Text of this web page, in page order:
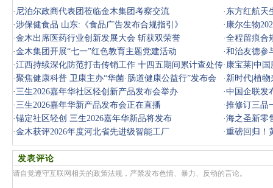
· 尼泊尔政商代表团莅临金木集团考察交流 · 东方红航天
·涉保健食品 山东:《食品广告发布合规指引》 · 康尔生物
·金木出席医药行业创新发展大会 斩获双荣誉 ·全程留痕合
·金木集团开展“七一”红色教育主题党建活动 ·和治友德参
·江西持续深化防范打击传销工作 十四五期间累计查处传
销案件
· 康宝莱|中
·聚焦健康科普 卫康主办“华菌·肠道健康公益行”发布会 · 新时代|植
·三生2026嘉年华社区轻创新产品发布会举办 ·中国企联发
·三生2026嘉年华新产品发布会正在直播 ·推修订三品
·锚定社区轻创 三生2026嘉年华新品将发布 ·海之圣新零
·金木获评2026年度河北省先进级智能工厂 ·重磅回归！
撼发布！
发表评论
请自觉遵守互联网相关的政策法规，严禁发布色情、暴力、反动的言论。